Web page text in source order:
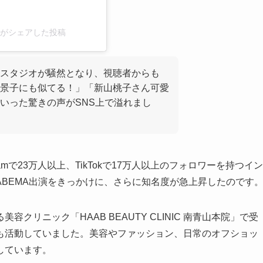
シェアした投稿
タジオが騒然となり、視聴者からも
子にも似てる！」「新山桃子さん可愛
った驚きの声がSNS上で溢れまし
で23万人以上、TikTokで17万人以上のフォロワーを持つイン
出演をきっかけに、さらに知名度が急上昇したのです。
容クリニック「HAAB BEAUTY CLINIC 南青山本院」で受
動していました。美容やファッション、日常のオフショッ
います。